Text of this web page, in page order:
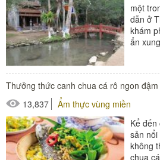
một
dẫn ở
khám
ẩn
Thưởng thức canh chua cá rô ngon
13,837
Ẩm thực vùng miền
Kể
sản
không
chua